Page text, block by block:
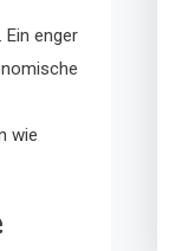
enger
wie